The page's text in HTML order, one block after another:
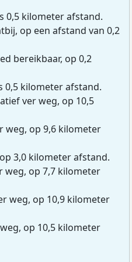
0,5 kilometer afstand.
op een afstand van 0,2
bereikbaar, op 0,2
0,5 kilometer afstand.
ver weg, op 10,5
weg, op 9,6 kilometer
3,0 kilometer afstand.
weg, op 7,7 kilometer
weg, op 10,9 kilometer
op 10,5 kilometer